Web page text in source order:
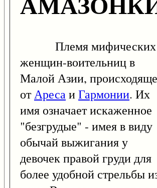
Племя мифических
женщин-воительниц в
Малой Азии,
отАресаиГармонии. Их
имя означает искаженное
"безгрудые" - имея в виду
обычай выжигания у
девочек правой груди для
более удобной стрельбы